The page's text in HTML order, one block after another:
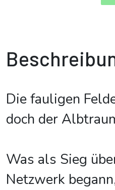
Die fauligen
doch der
Was als Sieg
Netzwerk